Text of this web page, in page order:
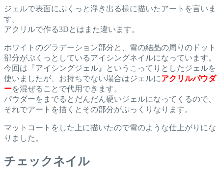
ジェルで表面にぷくっと浮き出る様に描いたアートを言いま
す。
アクリルで作る3Dとはまた違います。
ホワイトのグラデーション部分と、雪の結晶の周りのドット
部分がぷくっとしているアイシングネイルになっています。
今回は『アイシングジェル』というこってりとしたジェルを
使いましたが、お持ちでない場合はジェルにアクリルパウダ
ーを混ぜることで代用できます。
パウダーをまでるとだんだん硬いジェルになってくるので、
それでアートを描くとその部分がぷっくりなります。
マットコートをした上に描いたので雪のような仕上がりにな
りました。
チェックネイル